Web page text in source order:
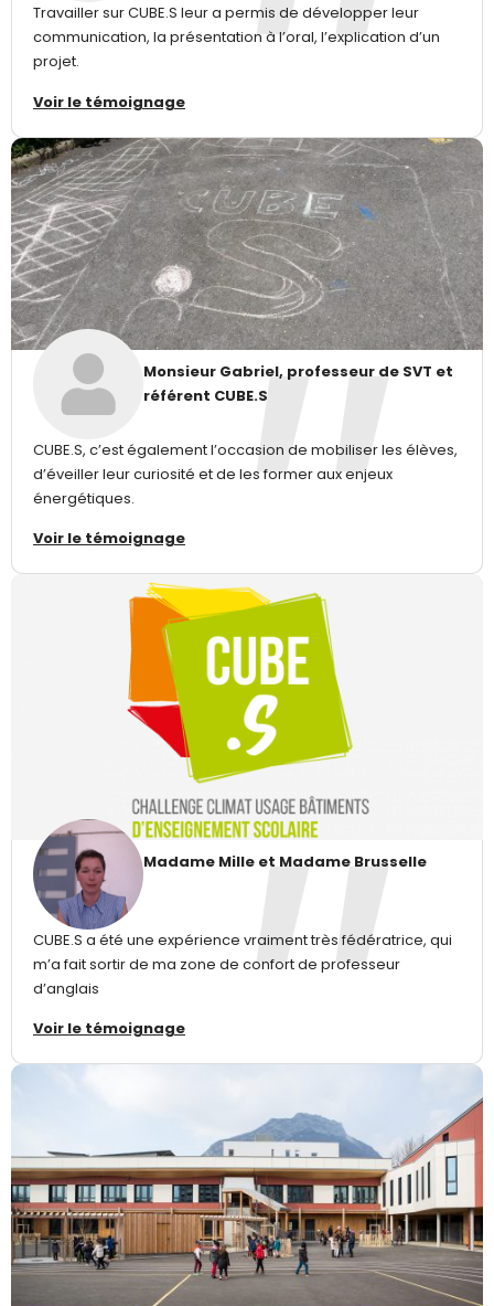
Travailler sur CUBE.S leur a permis de développer leur
communication, la présentation à l’oral, l’explication d’un
projet.
Voir le témoignage
Monsieur Gabriel, professeur de SVT et
référent CUBE.S
CUBE.S, c’est également l’occasion de mobiliser les élèves,
d’éveiller leur curiosité et de les former aux enjeux
énergétiques.
Voir le témoignage
Madame Mille et Madame Brusselle
CUBE.S a été une expérience vraiment très fédératrice, qui
m’a fait sortir de ma zone de confort de professeur
d’anglais
Voir le témoignage